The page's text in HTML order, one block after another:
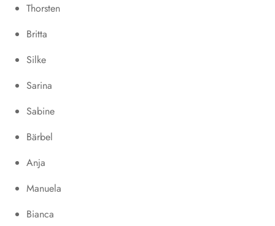
Thorsten
Britta
Silke
Sarina
Sabine
Bärbel
Anja
Manuela
Bianca